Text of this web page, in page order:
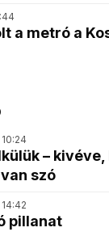
a metró a
– kivéve,
szó
pillanat